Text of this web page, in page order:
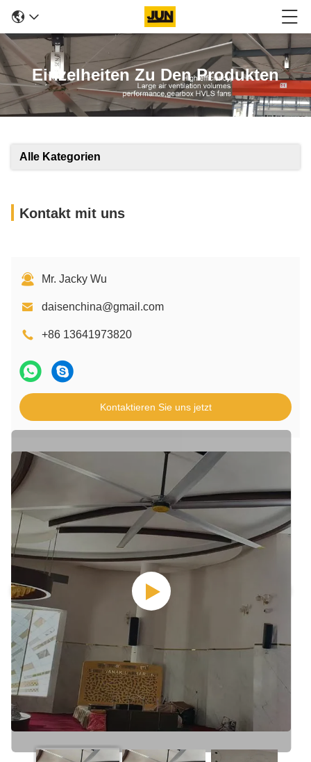
Einzelheiten Zu Den Produkten
Alle Kategorien
Kontakt mit uns
Mr. Jacky Wu
daisenchina@gmail.com
+86 13641973820
Kontaktieren Sie uns jetzt